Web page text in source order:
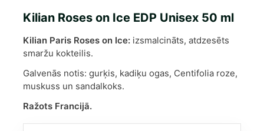
Kilian Roses on Ice EDP Unisex 50 ml
Kilian Paris Roses on Ice: izsmalcināts, atdzesēts
smaržu kokteilis.
Galvenās notis: gurķis, kadiķu ogas, Centifolia roze,
muskuss un sandalkoks.
Ražots Francijā.